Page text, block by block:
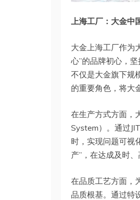
上海工厂：大金中
大金上海工厂作为
心”的品牌初心，
不仅是大金旗下规
的重要角色，将大
在生产方式方面，
System）。通过
时，实现问题可视
产”，在达成及时
在品质工艺方面，
品质根基。通过特